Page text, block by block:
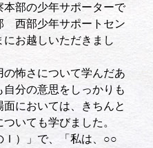
部の少年サポーターで
西部少年サポートセン
お越しいただきまし
怖さについて学んだあ
分の意思をしっかりも
においては、きちんと
いても学びました。
Ｉ）」で、「私は、○○